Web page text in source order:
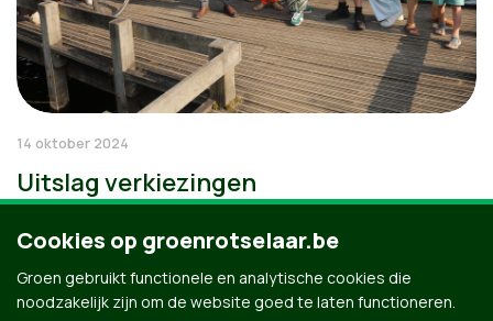
14 oktober 2024
Uitslag verkiezingen
Cookies op groenrotselaar.be
Groen gebruikt functionele en analytische cookies die
noodzakelijk zijn om de website goed te laten functioneren.